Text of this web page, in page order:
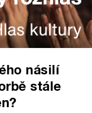
násilí
stále